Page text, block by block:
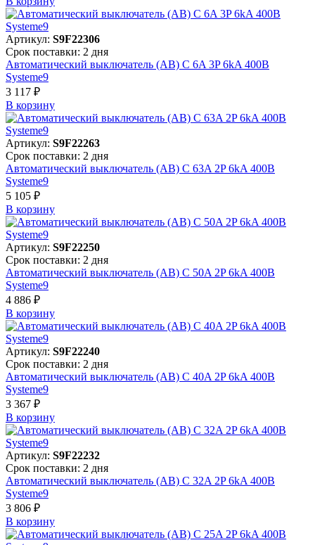
Артикул: S9F22306
Срок поставки: 2 дня
Автоматический выключатель (АВ) C 6A 3P 6kA 400В
Systeme9
3 117 ₽
В корзинy
Артикул: S9F22263
Срок поставки: 2 дня
Автоматический выключатель (АВ) C 63A 2P 6kA 400В
Systeme9
5 105 ₽
В корзинy
Артикул: S9F22250
Срок поставки: 2 дня
Автоматический выключатель (АВ) C 50A 2P 6kA 400В
Systeme9
4 886 ₽
В корзинy
Артикул: S9F22240
Срок поставки: 2 дня
Автоматический выключатель (АВ) C 40A 2P 6kA 400В
Systeme9
3 367 ₽
В корзинy
Артикул: S9F22232
Срок поставки: 2 дня
Автоматический выключатель (АВ) C 32A 2P 6kA 400В
Systeme9
3 806 ₽
В корзинy